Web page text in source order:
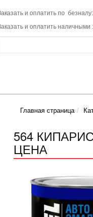
и оплатить по
и оплатить наличными
Главная страница
564
ЦЕНА